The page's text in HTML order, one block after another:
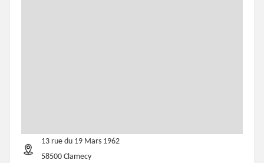
13 rue du 19 Mars 1962
58500 Clamecy